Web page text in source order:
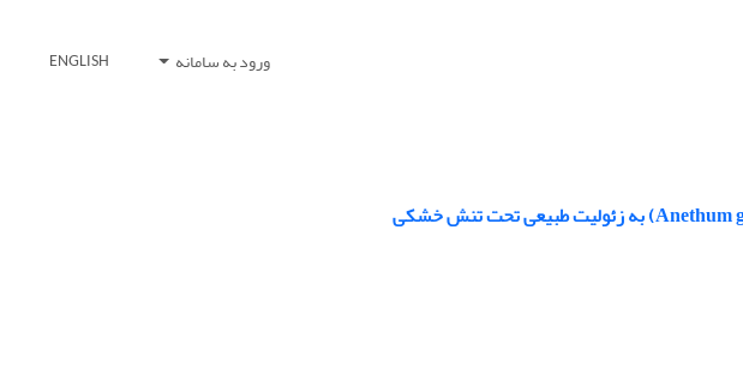
ورود به سامانه ENGLISH